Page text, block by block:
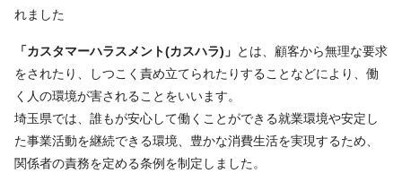
れました
「カスタマーハラスメント(カスハラ)」 とは、顧客から無理な要求
をされたり、しつこく責め立てられたりすることなどにより、働
く人の環境が害されることをいいます。
埼玉県では、誰もが安心して働くことができる就業環境や安定し
た事業活動を継続できる環境、豊かな消費生活を実現するため、
関係者の責務を定める条例を制定しました。